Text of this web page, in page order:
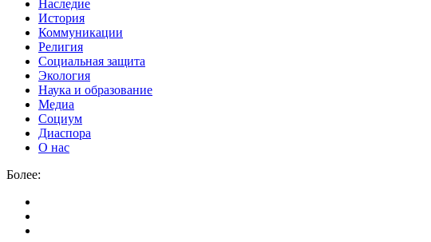
Наследие
История
Коммуникации
Религия
Социальная защита
Экология
Наука и образование
Медиа
Социум
Диаспора
О нас
Более: